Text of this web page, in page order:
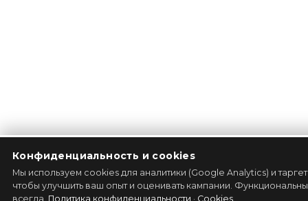
Конфиденциальность и cookies
Мы используем cookies для аналитики (Google Analytics) и
чтобы улучшить ваш опыт и оценивать кампании.
всегда. Политика конфиденциальности · Cookies